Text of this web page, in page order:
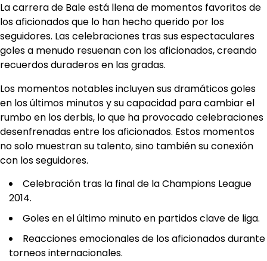
La carrera de Bale está llena de momentos favoritos de
los aficionados que lo han hecho querido por los
seguidores. Las celebraciones tras sus espectaculares
goles a menudo resuenan con los aficionados, creando
recuerdos duraderos en las gradas.
Los momentos notables incluyen sus dramáticos goles
en los últimos minutos y su capacidad para cambiar el
rumbo en los derbis, lo que ha provocado celebraciones
desenfrenadas entre los aficionados. Estos momentos
no solo muestran su talento, sino también su conexión
con los seguidores.
Celebración tras la final de la Champions League
2014.
Goles en el último minuto en partidos clave de liga.
Reacciones emocionales de los aficionados durante
torneos internacionales.